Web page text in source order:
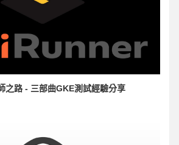
路 - 三部曲GKE測試經驗分享